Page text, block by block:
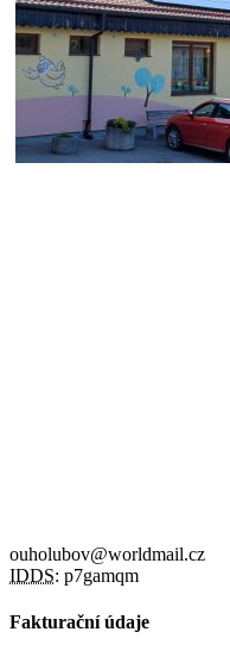
ouholubov@worldmail.cz
IDDS: p7gamqm
Fakturační údaje